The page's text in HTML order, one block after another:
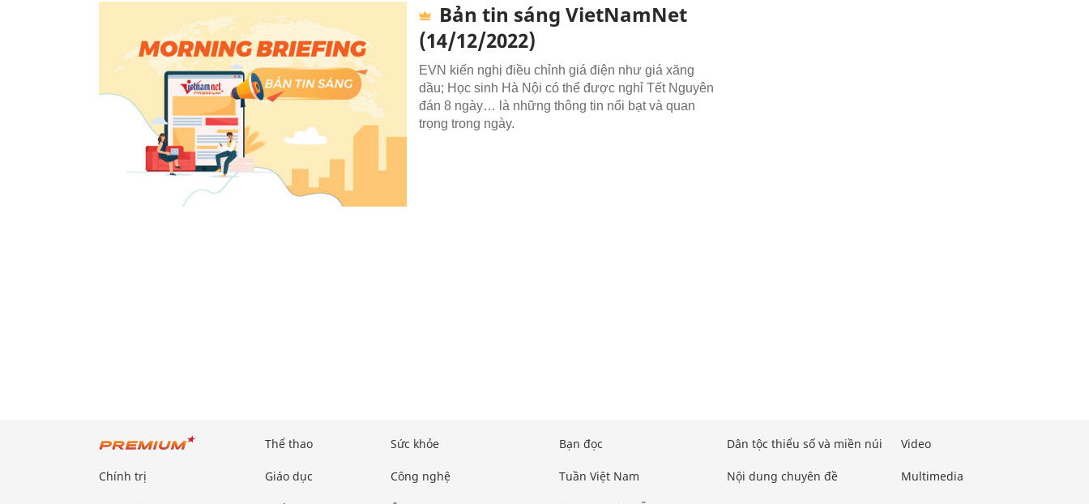
Bản tin sáng VietNamNet
(14/12/2022)
EVN kiến nghị điều chỉnh giá điện như giá xăng
dầu; Học sinh Hà Nội có thể được nghỉ Tết Nguyên
đán 8 ngày… là những thông tin nổi bạt và quan
trọng trong ngày.
Chính trị
Thể thao
Giáo dục
Sức khỏe
Công nghệ
Bạn đọc
Tuần Việt Nam
Dân tộc thiểu số và miền núi
Nội dung chuyên đề
Video
Multimedia